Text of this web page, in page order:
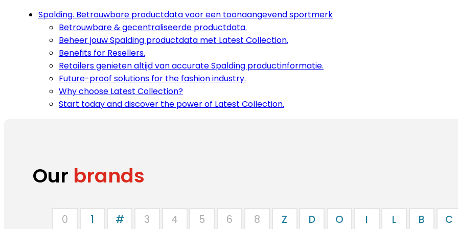
Spalding. Betrouwbare productdata voor een toonaangevend sportmerk
Betrouwbare & gecentraliseerde productdata.
Beheer jouw Spalding productdata met Latest Collection.
Benefits for Resellers.
Retailers genieten altijd van accurate Spalding productinformatie.
Future-proof solutions for the fashion industry.
Why choose Latest Collection?
Start today and discover the power of Latest Collection.
Our brands
0 1 # 3 4 5 6 8 Z D O I L B C